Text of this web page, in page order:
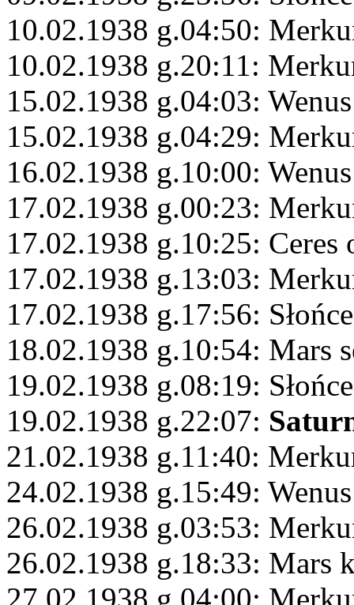
10.02.1938 g.04:50:
10.02.1938 g.20:11:
15.02.1938 g.04:03:
15.02.1938 g.04:29:
16.02.1938 g.10:00:
17.02.1938 g.00:23:
17.02.1938 g.10:25: Ceres
17.02.1938 g.13:03:
17.02.1938 g.17:56:
18.02.1938 g.10:54: Mars
19.02.1938 g.08:19:
19.02.1938 g.22:07:
21.02.1938 g.11:40:
24.02.1938 g.15:49:
26.02.1938 g.03:53:
26.02.1938 g.18:33: Mars
27.02.1938 g.04:00: